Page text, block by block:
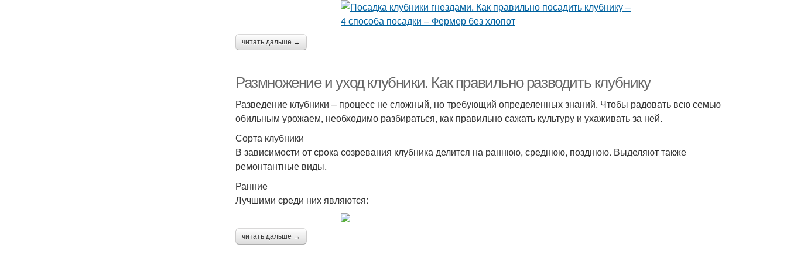
читать дальше →
Размножение и уход клубники. Как правильно разводить клубнику
Разведение клубники – процесс не сложный, но требующий определенных знаний. Чтобы радовать всю семью
обильным урожаем, необходимо разбираться, как правильно сажать культуру и ухаживать за ней.
Сорта клубники
В зависимости от срока созревания клубника делится на раннюю, среднюю, позднюю. Выделяют также
ремонтантные виды.
Ранние
Лучшими среди них являются:
читать дальше →